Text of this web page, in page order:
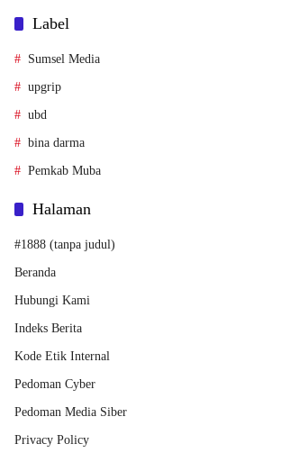
Label
Sumsel Media
upgrip
ubd
bina darma
Pemkab Muba
Halaman
#1888 (tanpa judul)
Beranda
Hubungi Kami
Indeks Berita
Kode Etik Internal
Pedoman Cyber
Pedoman Media Siber
Privacy Policy